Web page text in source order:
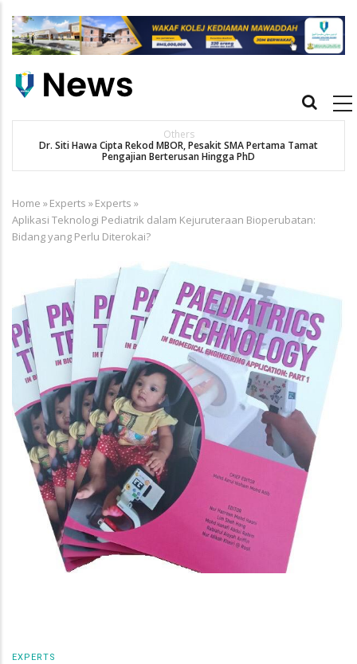
main
Main
Others
Dr. Siti Hawa Cipta Rekod MBOR, Pesakit SMA Pertama Tamat
Pengajian Berterusan Hingga PhD
Breadcrumb
Home »Experts »Experts »
Aplikasi Teknologi Pediatrik dalam Kejuruteraan Bioperubatan:
Bidang yang Perlu Diterokai?
EXPERTS